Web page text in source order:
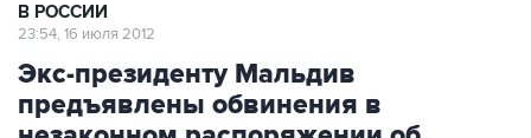
В РОССИИ
23:54, 16 июля 2012
Экс-президенту Мальдив
предъявлены обвинения в